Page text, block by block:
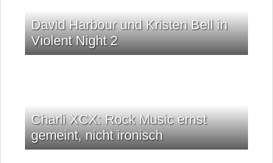
David Harbour und Kristen Bell in
Violent Night 2
Charli XCX: Rock Music ernst
gemeint, nicht ironisch